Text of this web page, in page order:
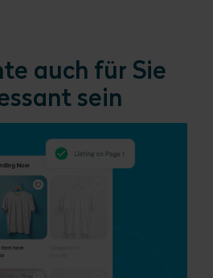
auch für Sie
sein